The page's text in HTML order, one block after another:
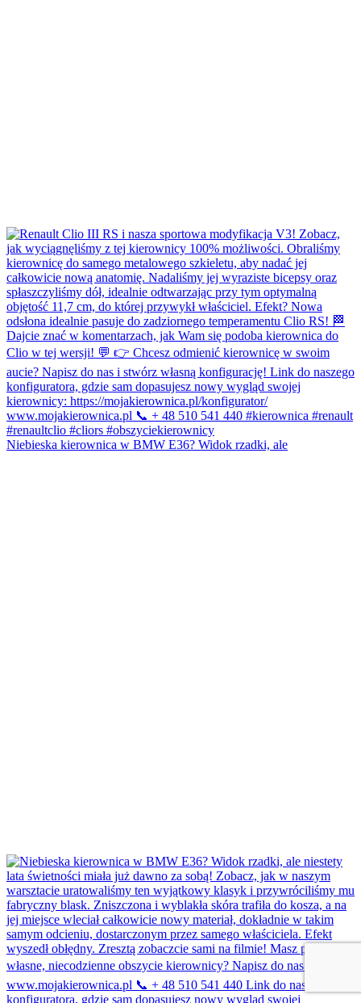
Niebieska kierownica w BMW E36? Widok rzadki, ale